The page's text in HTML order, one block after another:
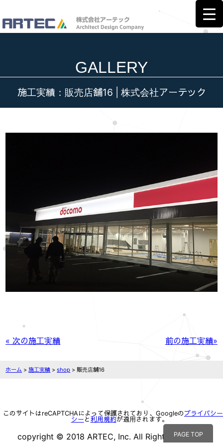
GALLERY
施工実績：販売店舗16 | 株式会社アーテック
« 次の施工実績 前の施工実績»
ホーム >施工実績 >shop >販売店舗16
このサイトはreCAPTCHAによって保護されており、Googleのプライバシ
シー と 利用規約が適用されます。
copyright © 2018 ARTEC, Inc. All Rights reserved.
PAGE TOP